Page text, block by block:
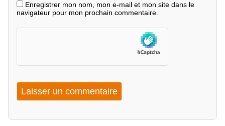
Enregistrer mon nom, mon e-mail et mon site dans le
navigateur pour mon prochain commentaire.